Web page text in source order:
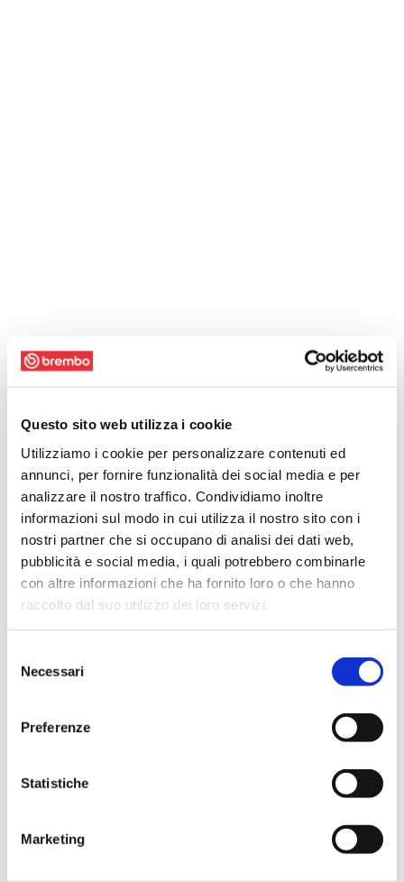
Questo sito web utilizza i cookie
Utilizziamo i cookie per personalizzare contenuti ed
annunci, per fornire funzionalità dei social media e per
analizzare il nostro traffico. Condividiamo inoltre
informazioni sul modo in cui utilizza il nostro sito con i
nostri partner che si occupano di analisi dei dati web,
pubblicità e social media, i quali potrebbero combinarle
con altre informazioni che ha fornito loro o che hanno
raccolto dal suo utilizzo dei loro servizi.
delNecessari
Preferenze
Statistiche
Marketing